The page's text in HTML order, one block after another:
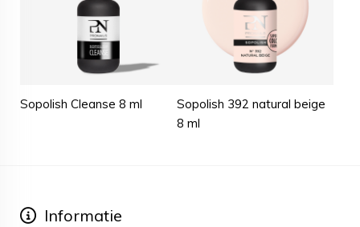
Sopolish Cleanse 8 ml
Sopolish 392 natural beige
8 ml
Informatie